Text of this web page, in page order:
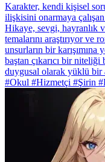
Karakter, kendi kişisel
ilişkisini onarmaya
Hikaye, sevgi, hayranlık
temalarını araştırıyor ve
unsurların bir
baştan çıkarıcı bir niteliği
duygusal olarak yüklü bir
#Okul #Hizmetçi #Şirin